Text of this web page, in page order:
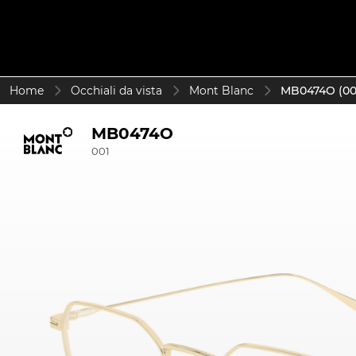
Home Occhiali da vista Mont Blanc MB0474O
MB0474O
001